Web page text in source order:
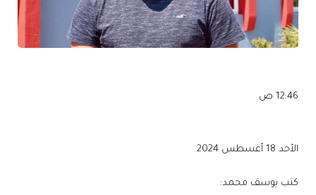
12:46 ص
الأحد 18 أغسطس 2024
كتب يوسف محمد: